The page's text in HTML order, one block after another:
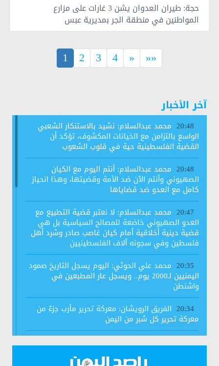
حجة: طيران العدوان يشن 3 غارات على مزارع
المواطنين في منطقة الجر بمديرية عبس
1 (current)
2 3 4 » »»
آخر الأخبار
20:48 محمد عبدالسلام: نشيد بالاستنكار الشعبي
الواسع بالتزامن مع الخيانات المكشوف، تؤكد أن
القضية الفلسطينية حية في قلوب الشعوب
20:48 محمد عبدالسلام: أنتم اليوم مع الكيان
الصهيوني وأنتم الآن ضد الأمة وقضيتها، وهذا انحياز
كامل مع العدو ضد قضاياها
20:47 محمد عبدالسلام: لا نعتبر قضية التطبيع مع
العدو الصهيوني خاضعة للمصالح السياسية بل هي
قضية دينية أخلاقية أمام كيان غاصب صادر وشرد أهل
فلسطين وفي سجونه آلاف الفلسطينيين
20:35 محمد علي الحوثي: اليوم يسجل التاريخ صمود
اليمنيين لـ2000 يوم.. ويسجل عار المطبعين في
واشنطن
20:34 الفريق الرويشان: معركة تحرير مأرب جزءٌ من
معركة تحرير كل شبر من اليمن